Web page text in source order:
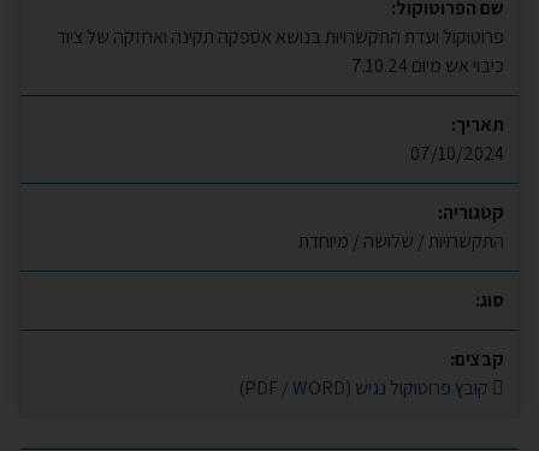
שם הפרוטוקול:
פרוטוקול ועדת התקשרויות בנושא אספקה תקינה ואחזקה של ציוד
כיבוי אש מיום 7.10.24
תאריך:
07/10/2024
קטגוריה:
התקשרויות / שלושה / מיוחדת
סוג:
קבצים:
קובץ פרוטוקול נגיש (PDF / WORD)